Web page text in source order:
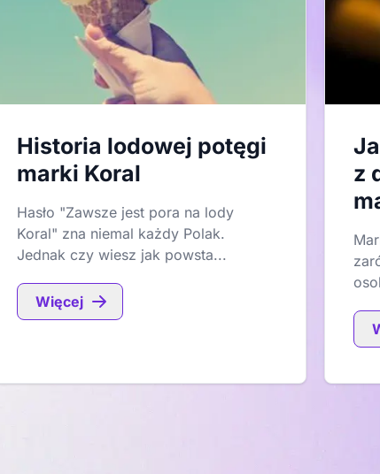
Historia lodowej potęgi
marki Koral
Hasło "Zawsze jest pora na lody
Koral" zna niemal każdy Polak.
Jednak czy wiesz jak powsta...
Więcej
z